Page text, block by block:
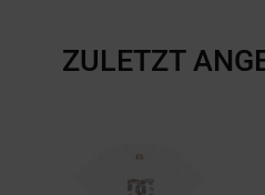
ZULETZT